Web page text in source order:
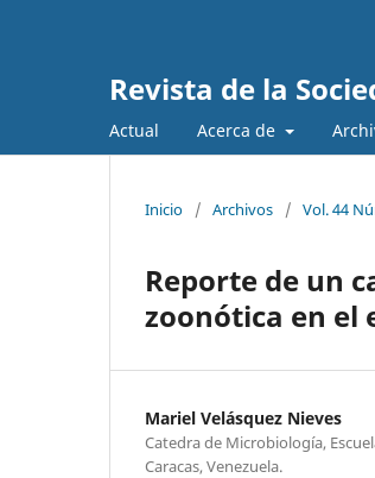
Revista de la
Actual Acerca de
Inicio / Archivos / Vol. 44
Reporte de un
zoonótica en el
Mariel Velásquez Nieves
Catedra de Microbiología,
Caracas, Venezuela.